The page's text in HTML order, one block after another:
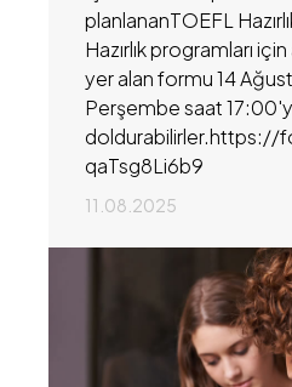
planlananTOEFL
Hazırlık programları
yer alan formu 14
Perşembe saat
doldurabilirler.https://
qaTsg8Li6b9
11.08.2025